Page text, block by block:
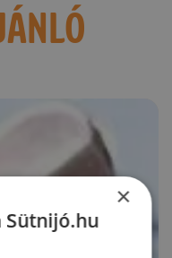
×
Sütnijó.hu